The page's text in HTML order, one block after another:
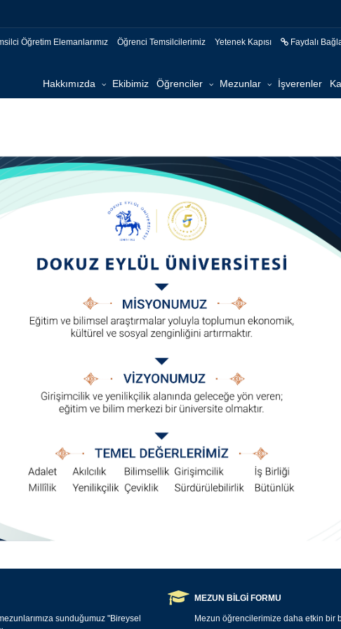
Öğretim Elemanlarımız Öğrenci Temsilcilerimiz Yetenek Kapısı Faydalı
Hakkımızda Ekibimiz Öğrenciler Mezunlar İşverenler
sunduğumuz "Bireysel
MEZUN BİLGİ FORMU
Mezun öğrencilerimize daha etkin bir